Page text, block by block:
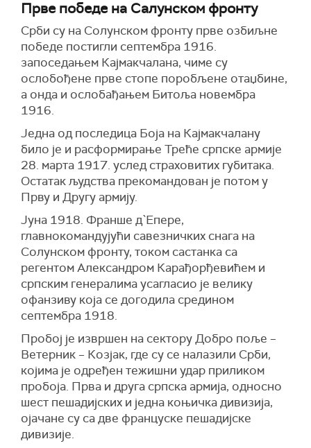
Прве победе на Салунском фронту
Срби су на Солунском фронту прве озбиљне
победе постигли септембра 1916.
запоседањем Кајмакчалана, чиме су
ослобођене прве стопе поробљене отаџбине,
а онда и ослобађањем Битоља новембра
1916.
Једна од последица Боја на Кајмакчалану
било је и расформирање Треће српске армије
28. марта 1917. услед страховитих губитака.
Остатак људства прекомандован је потом у
Прву и Другу армију.
Јуна 1918. Франше д`Епере,
главнокомандујући савезничких снага на
Солунском фронту, током састанка са
регентом Александром Карађорђевићем и
српским генералима усагласио је велику
офанзиву која се догодила средином
септембра 1918.
Пробој је извршен на сектору Добро поље –
Ветерник – Козјак, где су се налазили Срби,
којима је одређен тежишни удар приликом
пробоја. Прва и друга српска армија, односно
шест пешадијских и једна коњичка дивизија,
ојачане су са две француске пешадијске
дивизије.